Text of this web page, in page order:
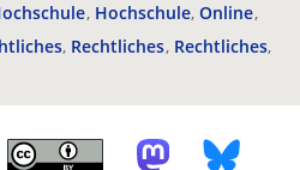
Hochschule Online
Rechtliches Rechtliches